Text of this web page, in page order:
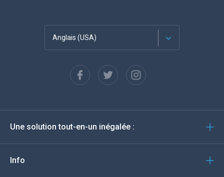
Anglais (USA)
Espagnol
Deutsch
Une solution tout-en-un inégalée :
Info